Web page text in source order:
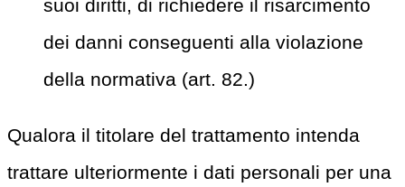
suoi diritti, di richiedere il risarcimento
dei danni conseguenti alla violazione
della normativa (art. 82.)
Qualora il titolare del trattamento intenda
trattare ulteriormente i dati personali per una